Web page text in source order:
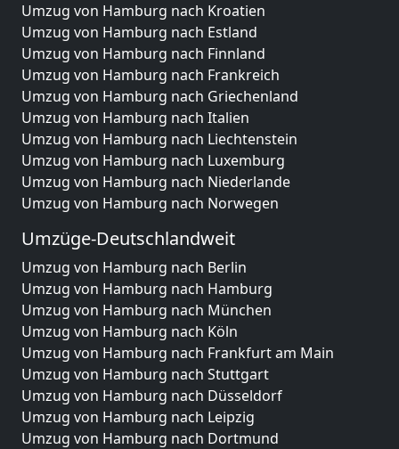
Umzug von Hamburg nach Kroatien
Umzug von Hamburg nach Estland
Umzug von Hamburg nach Finnland
Umzug von Hamburg nach Frankreich
Umzug von Hamburg nach Griechenland
Umzug von Hamburg nach Italien
Umzug von Hamburg nach Liechtenstein
Umzug von Hamburg nach Luxemburg
Umzug von Hamburg nach Niederlande
Umzug von Hamburg nach Norwegen
Umzüge-Deutschlandweit
Umzug von Hamburg nach Berlin
Umzug von Hamburg nach Hamburg
Umzug von Hamburg nach München
Umzug von Hamburg nach Köln
Umzug von Hamburg nach Frankfurt am Main
Umzug von Hamburg nach Stuttgart
Umzug von Hamburg nach Düsseldorf
Umzug von Hamburg nach Leipzig
Umzug von Hamburg nach Dortmund